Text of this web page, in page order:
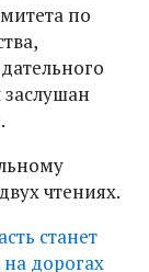
по
чтениях.
станет
дорогах